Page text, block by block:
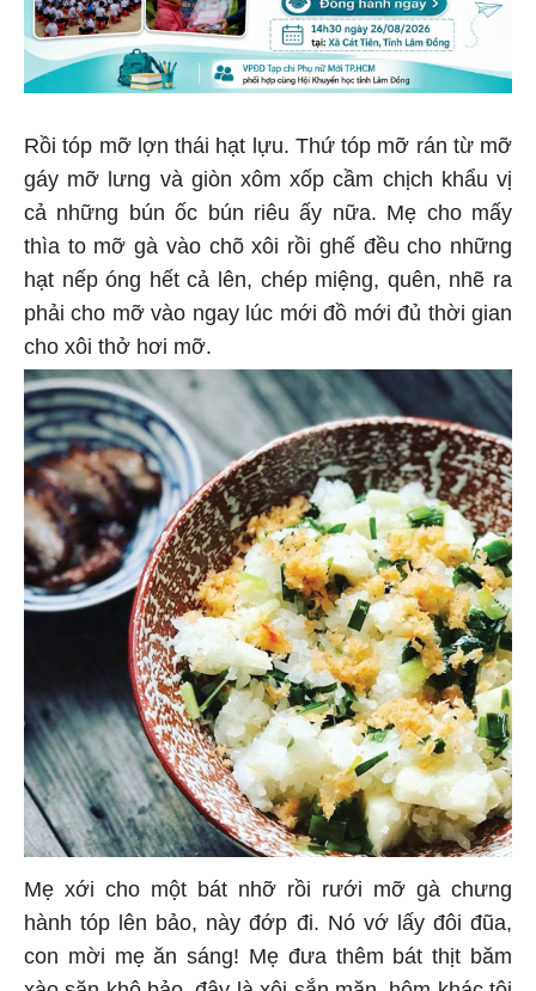
Rồi tóp mỡ lợn thái hạt lựu. Thứ tóp mỡ rán từ mỡ
gáy mỡ lưng và giòn xôm xốp cầm chịch khẩu vị
cả những bún ốc bún riêu ấy nữa. Mẹ cho mấy
thìa to mỡ gà vào chõ xôi rồi ghế đều cho những
hạt nếp óng hết cả lên, chép miệng, quên, nhẽ ra
phải cho mỡ vào ngay lúc mới đồ mới đủ thời gian
cho xôi thở hơi mỡ.
Mẹ xới cho một bát nhỡ rồi rưới mỡ gà chưng
hành tóp lên bảo, này đớp đi. Nó vớ lấy đôi đũa,
con mời mẹ ăn sáng! Mẹ đưa thêm bát thịt băm